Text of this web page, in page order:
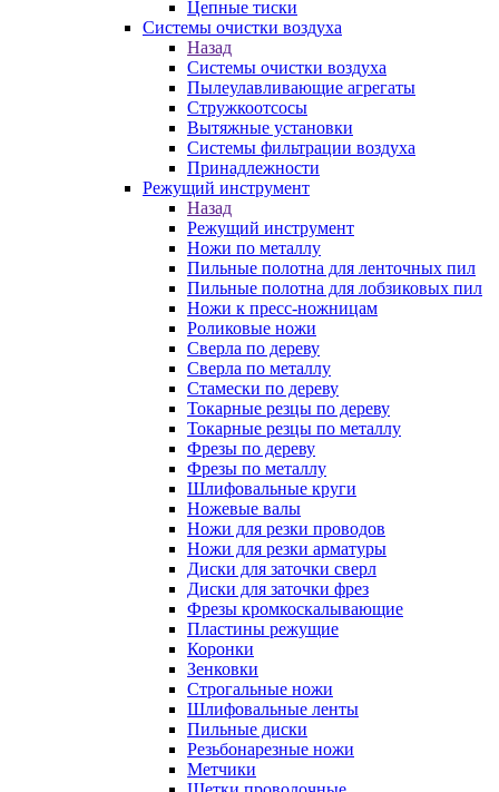
Цепные тиски
Системы очистки воздуха
Назад
Системы очистки воздуха
Пылеулавливающие агрегаты
Стружкоотсосы
Вытяжные установки
Системы фильтрации воздуха
Принадлежности
Режущий инструмент
Назад
Режущий инструмент
Ножи по металлу
Пильные полотна для ленточных пил
Пильные полотна для лобзиковых пил
Ножи к пресс-ножницам
Роликовые ножи
Сверла по дереву
Сверла по металлу
Стамески по дереву
Токарные резцы по дереву
Токарные резцы по металлу
Фрезы по дереву
Фрезы по металлу
Шлифовальные круги
Ножевые валы
Ножи для резки проводов
Ножи для резки арматуры
Диски для заточки сверл
Диски для заточки фрез
Фрезы кромкоскалывающие
Пластины режущие
Коронки
Зенковки
Строгальные ножи
Шлифовальные ленты
Пильные диски
Резьбонарезные ножи
Метчики